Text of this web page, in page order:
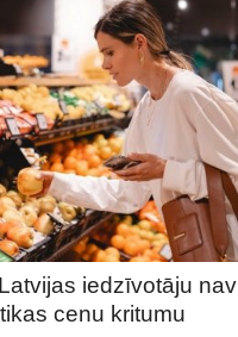
iedzīvotāju nav
cenu kritumu